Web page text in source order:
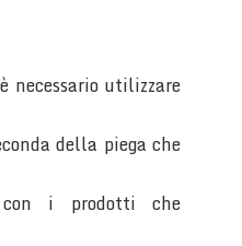
necessario utilizzare
della piega che
con i prodotti che